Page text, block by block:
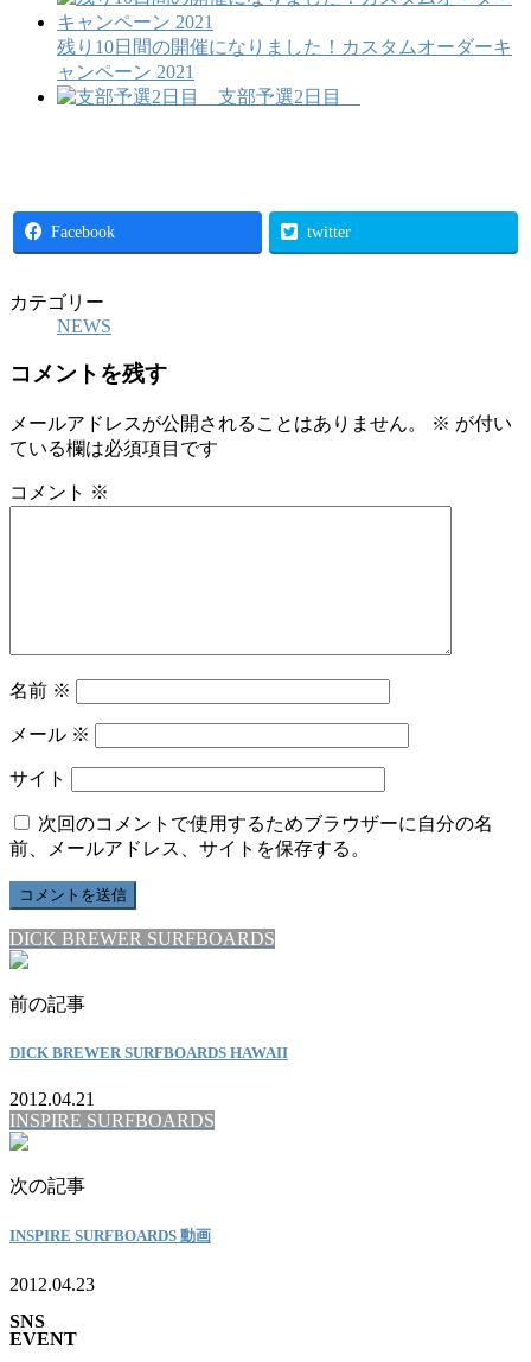
残り10日間の開催になりました！カスタムオーダーキ
ャンペーン 2021
支部予選2日目
Facebook twitter
カテゴリー
NEWS
コメントを残す
メールアドレスが公開されることはありません。 ※ が付い
ている欄は必須項目です
コメント ※
名前 ※
メール ※
サイト
次回のコメントで使用するためブラウザーに自分の名
前、メールアドレス、サイトを保存する。
DICK BREWER SURFBOARDS
前の記事
DICK BREWER SURFBOARDS HAWAII
2012.04.21
INSPIRE SURFBOARDS
次の記事
INSPIRE SURFBOARDS 動画
2012.04.23
SNS
EVENT